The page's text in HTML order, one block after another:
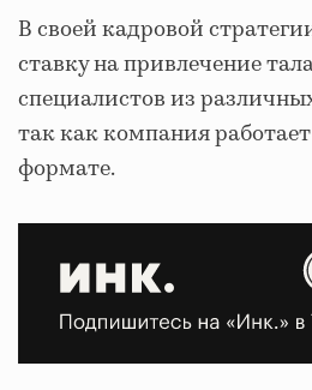
В своей кадровой
ставку на привлечение
специалистов из
так как компания
формате.